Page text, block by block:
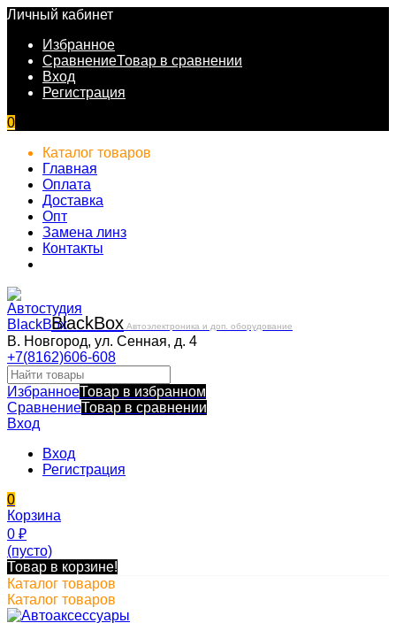
Личный кабинет
Избранное
СравнениеТовар в сравнении
Вход
Регистрация
0
Каталог товаров
Главная
Оплата
Доставка
Опт
Замена линз
Контакты
BlackBox Автоэлектроника и доп. оборудование
В. Новгород, ул. Сенная, д. 4
+7(8162)606-608
ИзбранноеТовар в избранном
СравнениеТовар в сравнении
Вход
Вход
Регистрация
0
Корзина
0 ₽
(пусто)
Товар в корзине!
Каталог товаров
Каталог товаров